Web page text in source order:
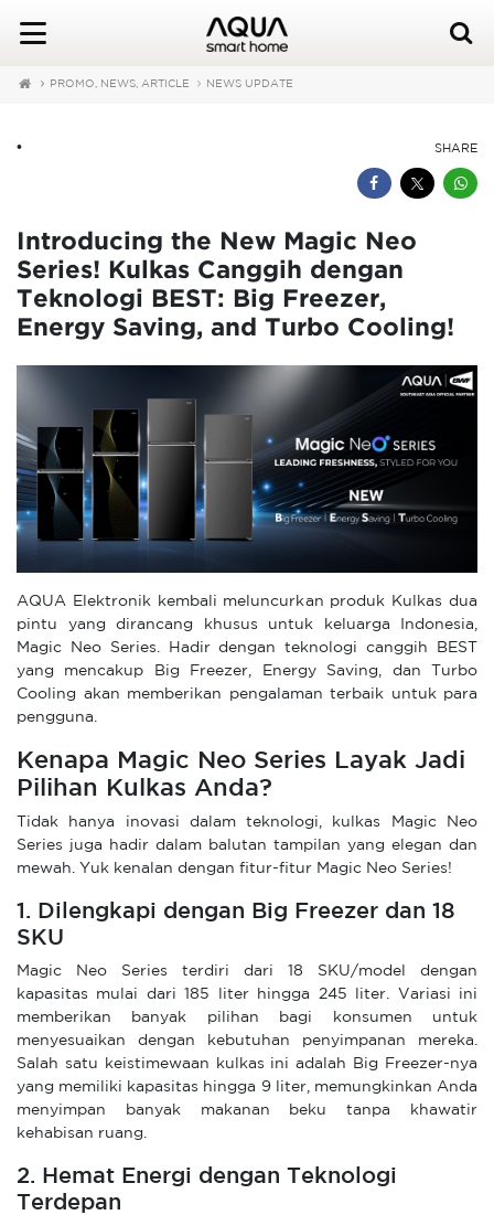
PROMO, NEWS, ARTICLE NEWS UPDATE
SHARE
•
Introducing the New Magic Neo
Series! Kulkas Canggih dengan
Teknologi BEST: Big Freezer,
Energy Saving, and Turbo Cooling!
AQUA Elektronik kembali meluncurkan produk Kulkas dua
pintu yang dirancang khusus untuk keluarga Indonesia,
Magic Neo Series. Hadir dengan teknologi canggih BEST
yang mencakup Big Freezer, Energy Saving, dan Turbo
Cooling akan memberikan pengalaman terbaik untuk para
pengguna.
Kenapa Magic Neo Series Layak Jadi
Pilihan Kulkas Anda?
Tidak hanya inovasi dalam teknologi, kulkas Magic Neo
Series juga hadir dalam balutan tampilan yang elegan dan
mewah. Yuk kenalan dengan fitur-fitur Magic Neo Series!
1. Dilengkapi dengan Big Freezer dan 18
SKU
Magic Neo Series terdiri dari 18 SKU/model dengan
kapasitas mulai dari 185 liter hingga 245 liter. Variasi ini
memberikan banyak pilihan bagi konsumen untuk
menyesuaikan dengan kebutuhan penyimpanan mereka.
Salah satu keistimewaan kulkas ini adalah Big Freezer-nya
yang memiliki kapasitas hingga 9 liter, memungkinkan Anda
menyimpan banyak makanan beku tanpa khawatir
kehabisan ruang.
2. Hemat Energi dengan Teknologi
Terdepan